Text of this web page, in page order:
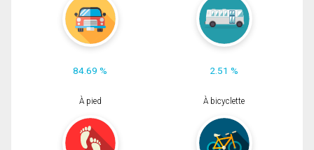
84.69 % 2.51 %
À pied À bicyclette